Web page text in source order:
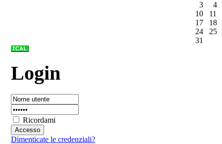
3
4
10
11
17
18
24
25
31
Login
Ricordami
Dimenticate le credenziali?